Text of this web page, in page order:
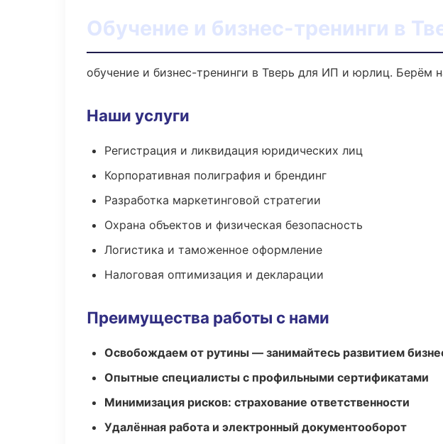
Обучение и бизнес-тренинги в
обучение и бизнес-тренинги в Тверь для ИП и юрлиц. Берём
Наши услуги
Регистрация и ликвидация юридических лиц
Корпоративная полиграфия и брендинг
Разработка маркетинговой стратегии
Охрана объектов и физическая безопасность
Логистика и таможенное оформление
Налоговая оптимизация и декларации
Преимущества работы с нами
Освобождаем от рутины — занимайтесь развитием
Опытные специалисты с профильными сертификатами
Минимизация рисков: страхование ответственности
Удалённая работа и электронный документооборот